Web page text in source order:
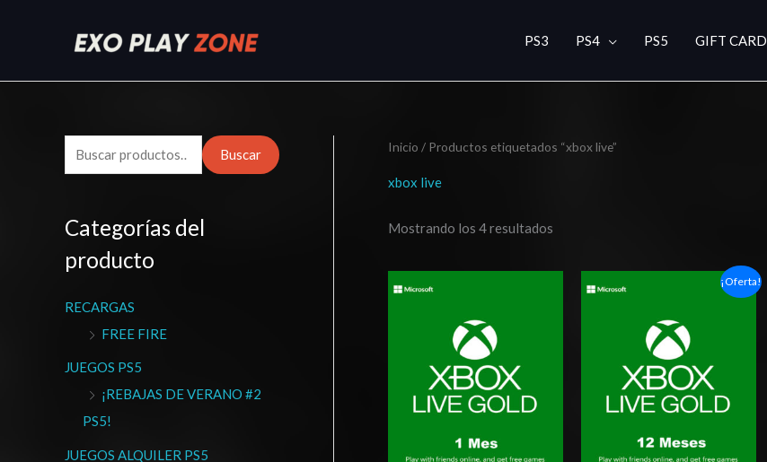
PS3 PS4 PS5 GIFT CARD
u
c
a
p
r
Buscar
Categorías del
producto
RECARGAS
FREE FIRE
JUEGOS PS5
¡REBAJAS DE VERANO #2
PS5!
JUEGOS ALQUILER PS5
Inicio / Productos etiquetados “xbox live”
xbox live
Mostrando los 4 resultados
¡Oferta!
precio
$64.99.
es:
$60.99.